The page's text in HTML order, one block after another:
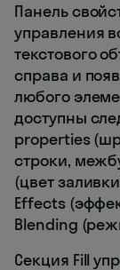
Панель
управления
текстового
справа и
любого
доступны
properties
строки,
(цвет
Effects
Blending
Секция Fill